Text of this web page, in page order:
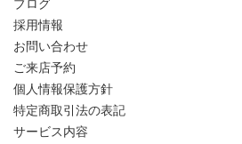
ブログ
採用情報
お問い合わせ
ご来店予約
個人情報保護方針
特定商取引法の表記
サービス内容